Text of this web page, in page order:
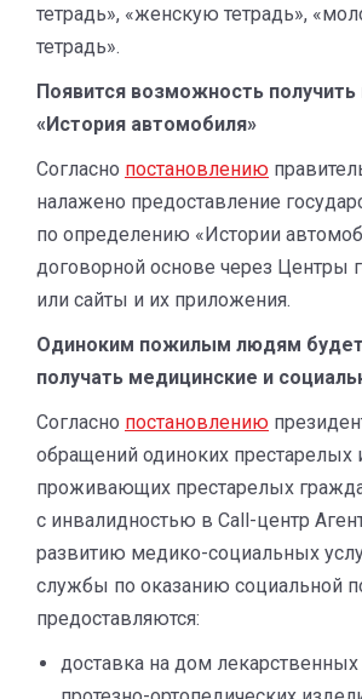
тетрадь», «женскую тетрадь»,
тетрадь».
Появится возможность
«История автомобиля»
Согласно постановлению
налажено предоставление
по определению «Истории
договорной основе через Центры
или сайты и их приложения.
Одиноким пожилым людям
получать медицинские и
Согласно постановлению
обращений одиноких престарелых
проживающих престарелых
с инвалидностью в Саll-центр
развитию медико-социальных
службы по оказанию социальной
предоставляются:
доставка на дом лекарственных